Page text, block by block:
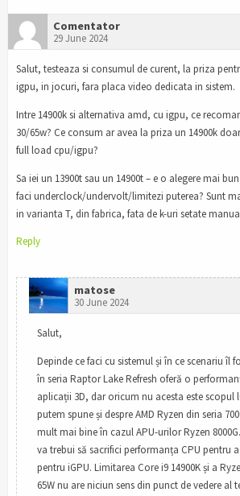
Comentator
29 June 2024
Salut, testeaza si consumul de curent, la priza
igpu, in jocuri, fara placa video dedicata in sistem.
Intre 14900k si alternativa amd, cu igpu, ce
30/65w? Ce consum ar avea la priza un 14900k
full load cpu/igpu?
Sa iei un 13900t sau un 14900t – e o alegere mai
faci underclock/undervolt/limitezi puterea? Sunt
in varianta T, din fabrica, fata de k-uri setate
Reply
matose
30 June 2024
Salut,
Depinde ce faci cu sistemul și în ce scenariu îl
în seria Raptor Lake Refresh oferă o
aplicații 3D, dar oricum nu acesta este scopul
putem spune și despre AMD Ryzen din seria
mult mai bine în cazul APU-urilor Ryzen
va trebui să sacrifici performanța CPU pentru
pentru iGPU. Limitarea Core i9 14900K și a
65W nu are niciun sens din punct de vedere al